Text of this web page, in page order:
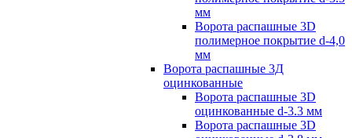
мм
Ворота распашные 3D
полимерное покрытие d-4,0
мм
Ворота распашные 3Д
оцинкованные
Ворота распашные 3D
оцинкованные d-3.3 мм
Ворота распашные 3D